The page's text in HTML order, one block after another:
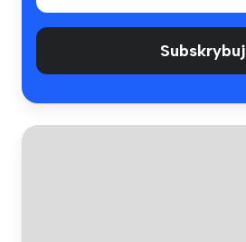
Subskrybuj